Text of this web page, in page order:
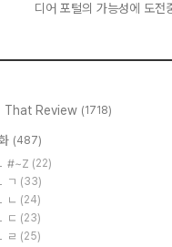
디어 포털의 가능성에 도전
That Review (1718)
(487)
#~Z (22)
ㄱ (33)
ㄴ (24)
ㄷ (23)
ㄹ (25)